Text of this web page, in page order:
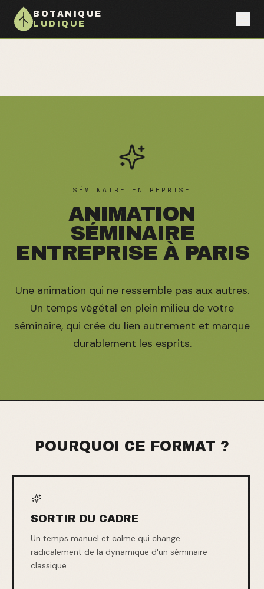
BOTANIQUE
LUDIQUE
SÉMINAIRE ENTREPRISE
ANIMATION
SÉMINAIRE
ENTREPRISE À PARIS
Une animation qui ne ressemble pas aux autres.
Un temps végétal en plein milieu de votre
séminaire, qui crée du lien autrement et marque
durablement les esprits.
POURQUOI CE FORMAT ?
SORTIR DU CADRE
Un temps manuel et calme qui change
radicalement de la dynamique d'un séminaire
classique.